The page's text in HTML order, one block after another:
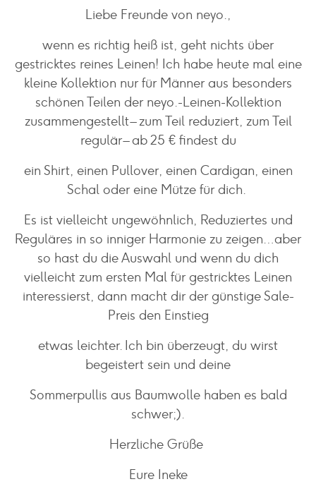
Liebe Freunde von neyo.,
wenn es richtig heiß ist, geht nichts über
gestricktes reines Leinen! Ich habe heute mal eine
kleine Kollektion nur für Männer aus besonders
schönen Teilen der neyo.-Leinen-Kollektion
zusammengestellt – zum Teil reduziert, zum Teil
regulär – ab 25 € findest du
ein Shirt, einen Pullover, einen Cardigan, einen
Schal oder eine Mütze für dich.
Es ist vielleicht ungewöhnlich, Reduziertes und
Reguläres in so inniger Harmonie zu zeigen…aber
so hast du die Auswahl und wenn du dich
vielleicht zum ersten Mal für gestricktes Leinen
interessierst, dann macht dir der günstige Sale-
Preis den Einstieg
etwas leichter. Ich bin überzeugt, du wirst
begeistert sein und deine
Sommerpullis aus Baumwolle haben es bald
schwer;).
Herzliche Grüße
Eure Ineke